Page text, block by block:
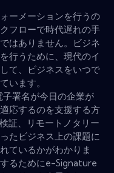
ーメーションを行うの
フローで時代遅れの手
はありません。ビジネ
行うために、現代のイ
て、ビジネスをいつで
います。
署名が今日の企業が
応するのを支援する方
証、リモートノタリー
たビジネス上の課題に
ているかがわかりま
るためにe-Signature